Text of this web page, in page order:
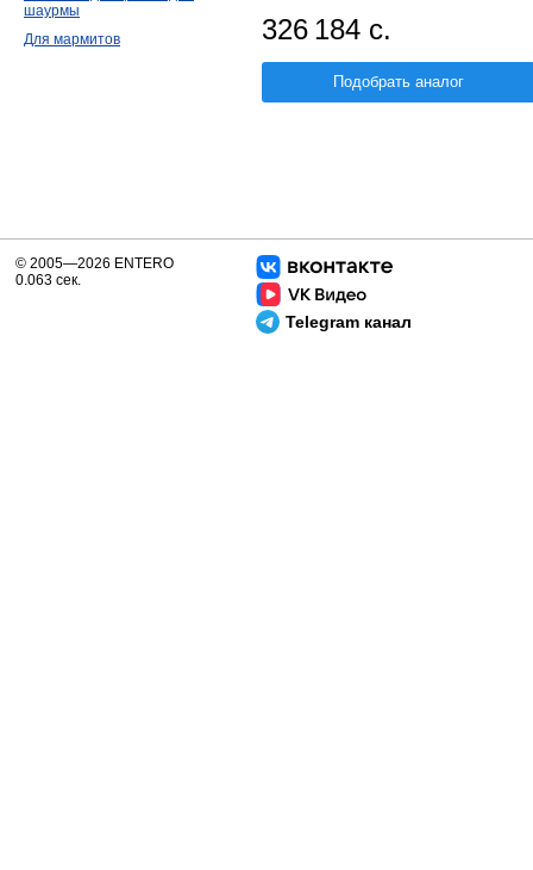
326 184 с.
Подобрать аналог
шаурмы
Для мармитов
Telegram канал
© 2005—2026 ENTERO
0.063 сек.